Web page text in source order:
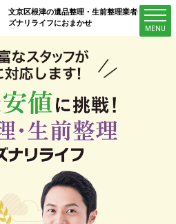
文京区根津の遺品整理・生前整理業者はキ
ズナリライフにおまかせ